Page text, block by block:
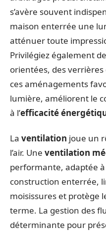
s’avère souvent
maison enterrée une
atténuer toute
Privilégiez également
orientées, des verrières
ces aménagements
lumière, améliorent le
à l’efficacité
La ventilation joue un
l’air. Une ventilation
performante, adaptée
construction enterrée,
moisissures et protège
terme. La gestion des
déterminante pour